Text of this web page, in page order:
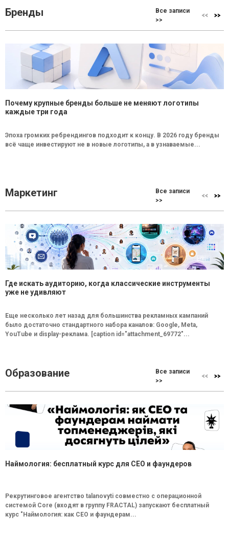
Бренды
Все записи
>>
Почему крупные бренды больше не меняют логотипы
каждые три года
Эпоха громких ребрендингов подходит к концу. В 2026 году бренды
всё чаще инвестируют не в новые логотипы, а в узнаваемые...
Маркетинг
Все записи
>>
Где искать аудиторию, когда классические инструменты
уже не удивляют
Еще несколько лет назад для большинства рекламных кампаний
было достаточно стандартного набора каналов: Google, Meta,
YouTube и display-реклама. [caption id="attachment_69772"...
Образование
Все записи
>>
Наймология: бесплатный курс для CEO и фаундеров
Рекрутинговое агентство talanovyti совместно с операционной
системой Core (входят в группу FRACTAL) запускают бесплатный
курс "Наймология: как СEO и фаундерам...